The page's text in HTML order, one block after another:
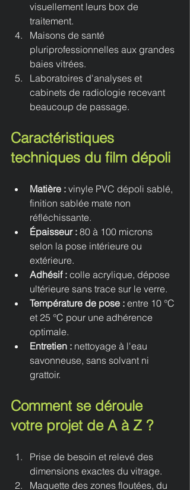
visuellement leurs box de
traitement.
Maisons de santé
pluriprofessionnelles aux grandes
baies vitrées.
Laboratoires d'analyses et
cabinets de radiologie recevant
beaucoup de passage.
Caractéristiques
techniques du film dépoli
Matière : vinyle PVC dépoli sablé,
finition sablée mate non
réfléchissante.
Épaisseur : 80 à 100 microns
selon la pose intérieure ou
extérieure.
Adhésif : colle acrylique, dépose
ultérieure sans trace sur le verre.
Température de pose : entre 10 °C
et 25 °C pour une adhérence
optimale.
Entretien : nettoyage à l'eau
savonneuse, sans solvant ni
grattoir.
Comment se déroule
votre projet de A à Z ?
Prise de besoin et relevé des
dimensions exactes du vitrage.
Maquette des zones floutées, du